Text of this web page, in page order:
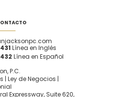
Línea en Inglés
Línea en Español
P.C.
| Ley de Negocios |
Expressway, Suite 620,